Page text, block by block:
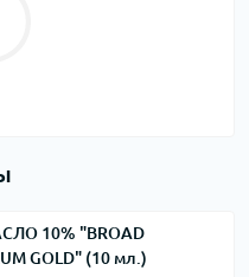
10% "BROAD
GOLD" (10 мл.)